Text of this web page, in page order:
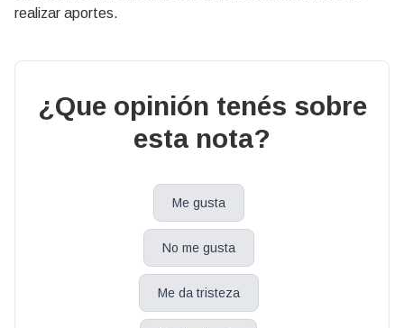
realizar aportes.
¿Que opinión tenés sobre
esta nota?
Me gusta
No me gusta
Me da tristeza